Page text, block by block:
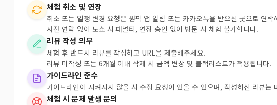
체험 취소 및 연장
취소 또는 일정 변경 요청은 원픽 앱 알림 또는 카카오톡을 받으신 곳으로 연락
사전 연락 없이 노쇼 시 패널티, 연장 승인 없이 방문 시 체험 불가합니다.
리뷰 작성 의무
체험 후 반드시 리뷰를 작성하고 URL을 제출해주세요.
리뷰 미작성 또는 6개월 이내 삭제 시 금액 변상 및 블랙리스트가 적용됩니다.
가이드라인 준수
가이드라인이 지켜지지 않을 시 수정 요청이 있을 수 있으며, 작성하신 리뷰는
체험 시 문제 발생 문의